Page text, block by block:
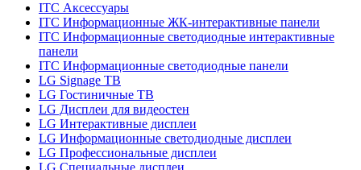
ITC Аксессуары
ITC Информационные ЖК-интерактивные панели
ITC Информационные светодиодные интерактивные
панели
ITC Информационные светодиодные панели
LG Signage ТВ
LG Гостиничные ТВ
LG Дисплеи для видеостен
LG Интерактивные дисплеи
LG Информационные светодиодные дисплеи
LG Профессиональные дисплеи
LG Специальные дисплеи